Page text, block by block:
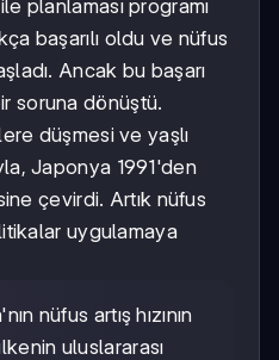
planlaması programı
başarılı oldu ve nüfus
Ancak bu başarı
soruna dönüştü.
düşmesi ve yaşlı
Japonya 1991'den
çevirdi. Artık nüfus
uygulamaya
nüfus artış hızının
uluslararası